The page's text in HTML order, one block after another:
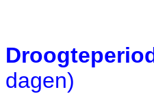
dagen)